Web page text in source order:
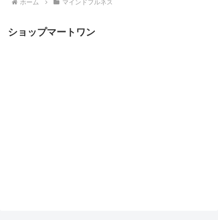
ホーム マインドフルネス
ショップマートワン